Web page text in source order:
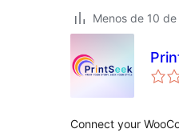
Menos de 10
Connect your